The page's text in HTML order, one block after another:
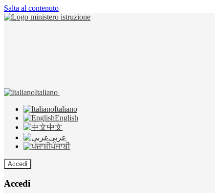
Salta al contenuto
Italiano
Italiano
English
中文
عربى
ਪੰਜਾਬੀ
Accedi
Accedi